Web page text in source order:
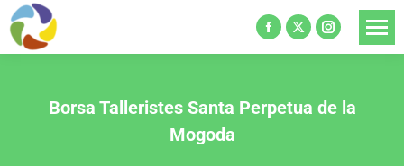
Borsa Talleristes Santa Perpetua de la
Mogoda